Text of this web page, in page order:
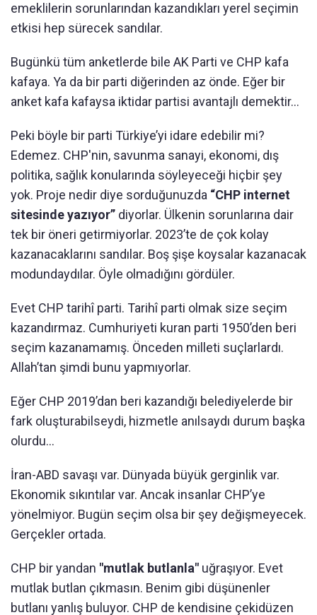
emeklilerin sorunlarından kazandıkları yerel seçimin
etkisi hep sürecek sandılar.
Bugünkü tüm anketlerde bile AK Parti ve CHP kafa
kafaya. Ya da bir parti diğerinden az önde. Eğer bir
anket kafa kafaysa iktidar partisi avantajlı demektir...
Peki böyle bir parti Türkiye’yi idare edebilir mi?
Edemez. CHP'nin, savunma sanayi, ekonomi, dış
politika, sağlık konularında söyleyeceği hiçbir şey
yok. Proje nedir diye sorduğunuzda “CHP internet
sitesinde yazıyor” diyorlar. Ülkenin sorunlarına dair
tek bir öneri getirmiyorlar. 2023’te de çok kolay
kazanacaklarını sandılar. Boş şişe koysalar kazanacak
modundaydılar. Öyle olmadığını gördüler.
Evet CHP tarihî parti. Tarihî parti olmak size seçim
kazandırmaz. Cumhuriyeti kuran parti 1950’den beri
seçim kazanamamış. Önceden milleti suçlarlardı.
Allah’tan şimdi bunu yapmıyorlar.
Eğer CHP 2019’dan beri kazandığı belediyelerde bir
fark oluşturabilseydi, hizmetle anılsaydı durum başka
olurdu...
İran-ABD savaşı var. Dünyada büyük gerginlik var.
Ekonomik sıkıntılar var. Ancak insanlar CHP’ye
yönelmiyor. Bugün seçim olsa bir şey değişmeyecek.
Gerçekler ortada.
CHP bir yandan "mutlak butlanla" uğraşıyor. Evet
mutlak butlan çıkmasın. Benim gibi düşünenler
butlanı yanlış buluyor. CHP de kendisine çekidüzen